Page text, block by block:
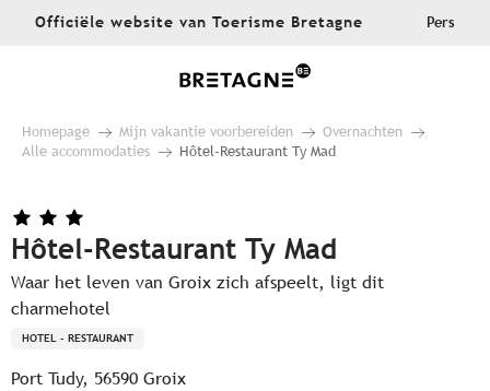
AllerOfficiële website van Toerisme Bretagne Pers
Homepage Mijn vakantie voorbereiden
Overnachten
Alle accommodaties
Hôtel-Restaurant Ty Mad
Hôtel-Restaurant Ty Mad
Waar het leven van Groix zich afspeelt, ligt dit
charmehotel
HOTEL - RESTAURANT
Port Tudy, 56590 Groix